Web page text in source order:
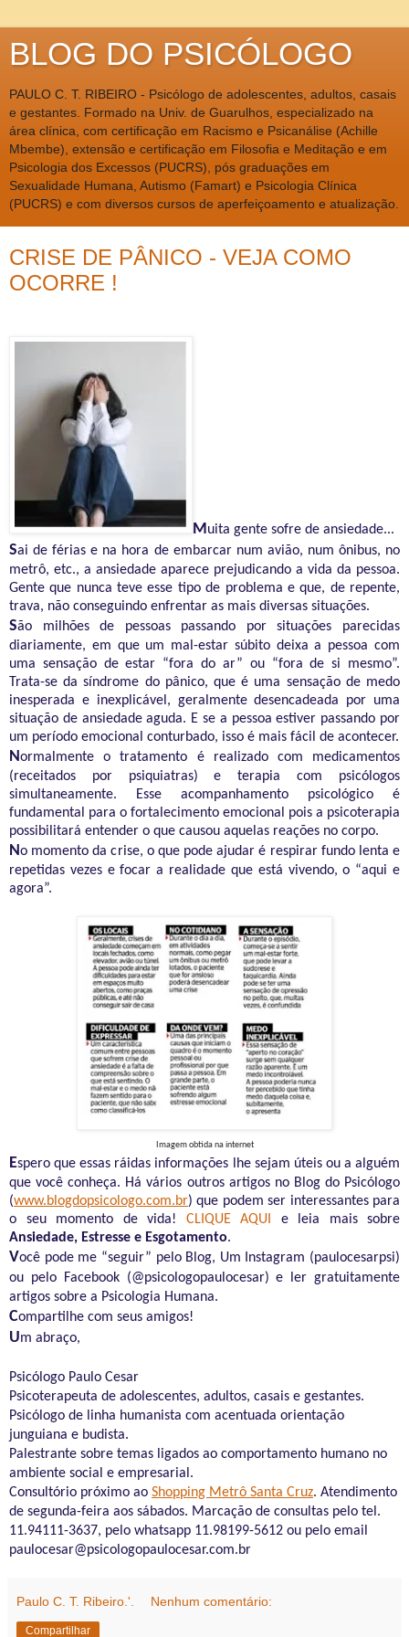
BLOG DO PSICÓLOGO
PAULO C. T. RIBEIRO - Psicólogo de adolescentes, adultos, casais
e gestantes. Formado na Univ. de Guarulhos, especializado na
área clínica, com certificação em Racismo e Psicanálise (Achille
Mbembe), extensão e certificação em Filosofia e Meditação e em
Psicologia dos Excessos (PUCRS), pós graduações em
Sexualidade Humana, Autismo (Famart) e Psicologia Clínica
(PUCRS) e com diversos cursos de aperfeiçoamento e atualização.
CRISE DE PÂNICO - VEJA COMO
OCORRE !
M uita gente sofre de ansiedade...
Sai de férias e na hora de embarcar num avião, num ônibus, no
metrô, etc., a ansiedade aparece prejudicando a vida da pessoa.
Gente que nunca teve esse tipo de problema e que, de repente,
trava, não conseguindo enfrentar as mais diversas situações.
São milhões de pessoas passando por situações parecidas
diariamente, em que um mal-estar súbito deixa a pessoa com
uma sensação de estar “fora do ar” ou “fora de si mesmo”.
Trata-se da síndrome do pânico, que é uma sensação de medo
inesperada e inexplicável, geralmente desencadeada por uma
situação de ansiedade aguda. E se a pessoa estiver passando por
um período emocional conturbado, isso é mais fácil de acontecer.
Normalmente o tratamento é realizado com medicamentos
(receitados por psiquiatras) e terapia com psicólogos
simultaneamente. Esse acompanhamento psicológico é
fundamental para o fortalecimento emocional pois a psicoterapia
possibilitará entender o que causou aquelas reações no corpo.
No momento da crise, oque pode ajudar é respirar fundo lenta e
repetidas vezes e focar a realidade que está vivendo, o “aqui e
agora”.
Imagem obtida na internet
Espero que essas ráidas informações lhe sejam úteis ou a alguém
que você conheça. Há vários outros artigos no Blog do Psicólogo
(www.blogdopsicologo.com.br) que podem ser interessantes para
o seu momento de vida! CLIQUE AQUI e leia mais sobre
Ansiedade, Estresse e Esgotamento.
Você pode me “seguir” pelo Blog, Um Instagram (paulocesarpsi)
ou pelo Facebook (@psicologopaulocesar) e ler gratuitamente
artigos sobre a Psicologia Humana.
Compartilhe com seus amigos!
Um abraço,
Psicólogo Paulo Cesar
Psicoterapeuta de adolescentes, adultos, casais e gestantes.
Psicólogo de linha humanista com acentuada orientação
junguiana e budista.
Palestrante sobre temas ligados ao comportamento humano no
ambiente social e empresarial.
Consultório próximo ao Shopping Metrô Santa Cruz. Atendimento
de segunda-feira aos sábados. Marcação de consultas pelo tel.
11.94111-3637, pelo whatsapp 11.98199-5612 ou pelo email
paulocesar@psicologopaulocesar.com.br
Paulo C. T. Ribeiro.'. Nenhum comentário:
Compartilhar